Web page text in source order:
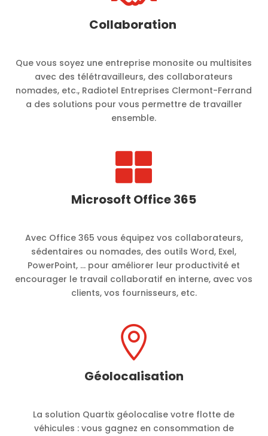
Collaboration
Que vous soyez une entreprise monosite ou multisites
avec des télétravailleurs, des collaborateurs
nomades, etc., Radiotel Entreprises Clermont-Ferrand
a des solutions pour vous permettre de travailler
ensemble.

Microsoft Office 365
Avec Office 365 vous équipez vos collaborateurs,
sédentaires ou nomades, des outils Word, Exel,
PowerPoint, … pour améliorer leur productivité et
encourager le travail collaboratif en interne, avec vos
clients, vos fournisseurs, etc.

Géolocalisation
La solution Quartix géolocalise votre flotte de
véhicules : vous gagnez en consommation de